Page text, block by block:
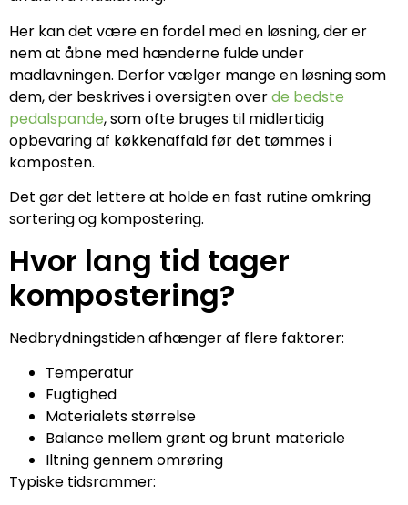
Her kan det være en fordel med en løsning, der er
nem at åbne med hænderne fulde under
madlavningen. Derfor vælger mange en løsning som
dem, der beskrives i oversigten overde bedste
pedalspande, som ofte bruges til midlertidig
opbevaring af køkkenaffald før det tømmes i
komposten.
Det gør det lettere at holde en fast rutine omkring
sortering og kompostering.
Hvor lang tid tager
kompostering?
Nedbrydningstiden afhænger af flere faktorer:
Temperatur
Fugtighed
Materialets størrelse
Balance mellem grønt og brunt materiale
Iltning gennem omrøring
Typiske tidsrammer: